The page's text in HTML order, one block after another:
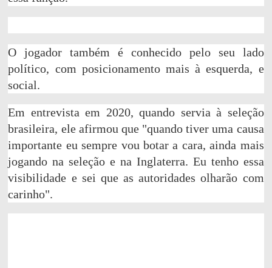
O jogador também é conhecido pelo seu lado
político, com posicionamento mais à esquerda, e
social.
Em entrevista em 2020, quando servia à seleção
brasileira, ele afirmou que "quando tiver uma causa
importante eu sempre vou botar a cara, ainda mais
jogando na seleção e na Inglaterra. Eu tenho essa
visibilidade e sei que as autoridades olharão com
carinho".